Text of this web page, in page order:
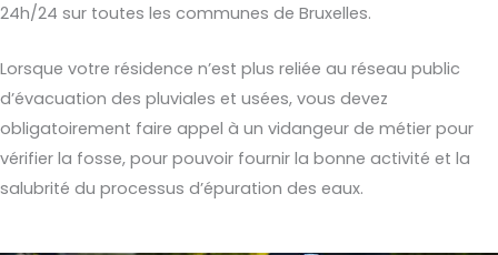
24h/24 sur toutes les communes de Bruxelles.
Lorsque votre résidence n’est plus reliée au réseau public
d’évacuation des pluviales et usées, vous devez
obligatoirement faire appel à un vidangeur de métier pour
vérifier la fosse, pour pouvoir fournir la bonne activité et la
salubrité du processus d’épuration des eaux.